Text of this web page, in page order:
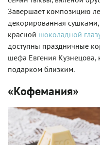
Завершает композицию
декорированная
красной шоколадной
доступны праздничные
шефа Евгения Кузнецова,
подарком близким.
«Кофемания»